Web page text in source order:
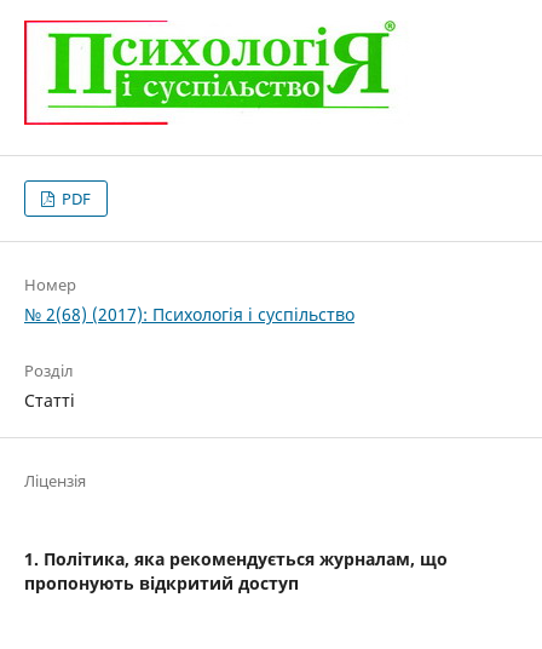
PDF
Номер
№ 2(68) (2017): Психологія і суспільство
Розділ
Статті
Ліцензія
1. Політика, яка рекомендується журналам, що
пропонують відкритий доступ